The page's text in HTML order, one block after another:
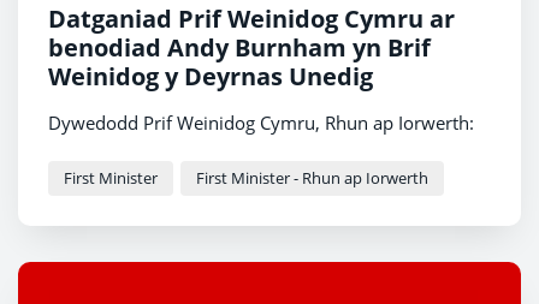
Datganiad Prif Weinidog Cymru ar
benodiad Andy Burnham yn Brif
Weinidog y Deyrnas Unedig
Dywedodd Prif Weinidog Cymru, Rhun ap Iorwerth:
First Minister First Minister - Rhun ap Iorwerth